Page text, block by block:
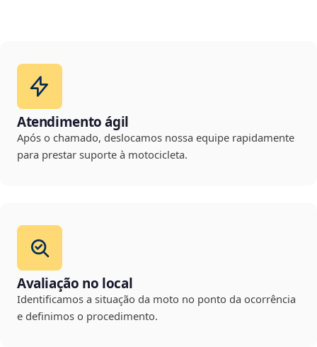
Atendimento ágil
Após o chamado, deslocamos nossa equipe rapidamente
para prestar suporte à motocicleta.
Avaliação no local
Identificamos a situação da moto no ponto da ocorrência
e definimos o procedimento.